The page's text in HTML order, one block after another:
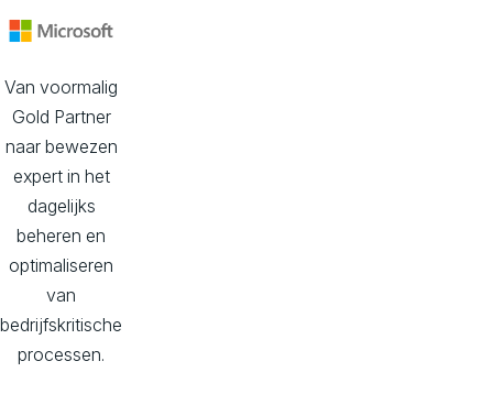
Van voormalig
Gold Partner
naar bewezen
expert in het
dagelijks
beheren en
optimaliseren
van
bedrijfskritische
processen.